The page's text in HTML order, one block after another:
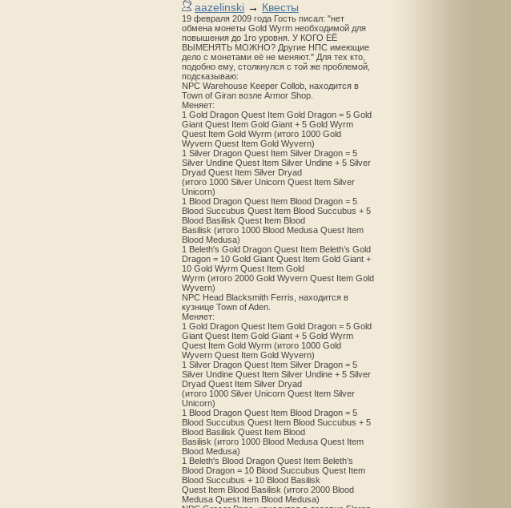
aazelinski → Квесты
19 февраля 2009 года Гость писал: "нет
обмена монеты Gold Wyrm необходимой для
повышения до 1го уровня. У КОГО ЕЁ
ВЫМЕНЯТЬ МОЖНО? Другие НПС имеющие
дело с монетами её не меняют." Для тех кто,
подобно ему, столкнулся с той же проблемой,
подсказываю:
NPC Warehouse Keeper Collob, находится в
Town of Giran возле Armor Shop.
Меняет:
1 Gold Dragon Quest Item Gold Dragon = 5 Gold
Giant Quest Item Gold Giant + 5 Gold Wyrm
Quest Item Gold Wyrm (итого 1000 Gold
Wyvern Quest Item Gold Wyvern)
1 Silver Dragon Quest Item Silver Dragon = 5
Silver Undine Quest Item Silver Undine + 5 Silver
Dryad Quest Item Silver Dryad
(итого 1000 Silver Unicorn Quest Item Silver
Unicorn)
1 Blood Dragon Quest Item Blood Dragon = 5
Blood Succubus Quest Item Blood Succubus + 5
Blood Basilisk Quest Item Blood
Basilisk (итого 1000 Blood Medusa Quest Item
Blood Medusa)
1 Beleth's Gold Dragon Quest Item Beleth’s Gold
Dragon = 10 Gold Giant Quest Item Gold Giant +
10 Gold Wyrm Quest Item Gold
Wyrm (итого 2000 Gold Wyvern Quest Item Gold
Wyvern)
NPC Head Blacksmith Ferris, находится в
кузнице Town of Aden.
Меняет:
1 Gold Dragon Quest Item Gold Dragon = 5 Gold
Giant Quest Item Gold Giant + 5 Gold Wyrm
Quest Item Gold Wyrm (итого 1000 Gold
Wyvern Quest Item Gold Wyvern)
1 Silver Dragon Quest Item Silver Dragon = 5
Silver Undine Quest Item Silver Undine + 5 Silver
Dryad Quest Item Silver Dryad
(итого 1000 Silver Unicorn Quest Item Silver
Unicorn)
1 Blood Dragon Quest Item Blood Dragon = 5
Blood Succubus Quest Item Blood Succubus + 5
Blood Basilisk Quest Item Blood
Basilisk (итого 1000 Blood Medusa Quest Item
Blood Medusa)
1 Beleth's Blood Dragon Quest Item Beleth’s
Blood Dragon = 10 Blood Succubus Quest Item
Blood Succubus + 10 Blood Basilisk
Quest Item Blood Basilisk (итого 2000 Blood
Medusa Quest Item Blood Medusa)